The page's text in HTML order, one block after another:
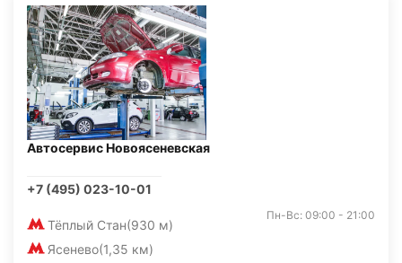
Автосервис Новоясеневская
+7 (495) 023-10-01
Тёплый Стан(930 м)
Ясенево(1,35 км)
Пн-Вс: 09:00 - 21:00